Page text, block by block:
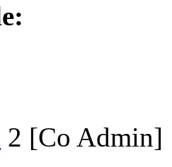
2 [Co Admin]